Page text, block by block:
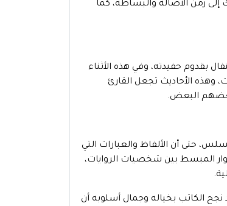
زمن الأصالة والبساطة، كما
بقدوم حفيدته، وفي هذه الأثناء
وهذه الأحاديث تجعل القارئ
بعضهم البعض.
حتى أن الألفاظ والعبارات التي
المبسط بين شخصيات الروايات،
الكاتب بخياله وجمال أسلوبه أن